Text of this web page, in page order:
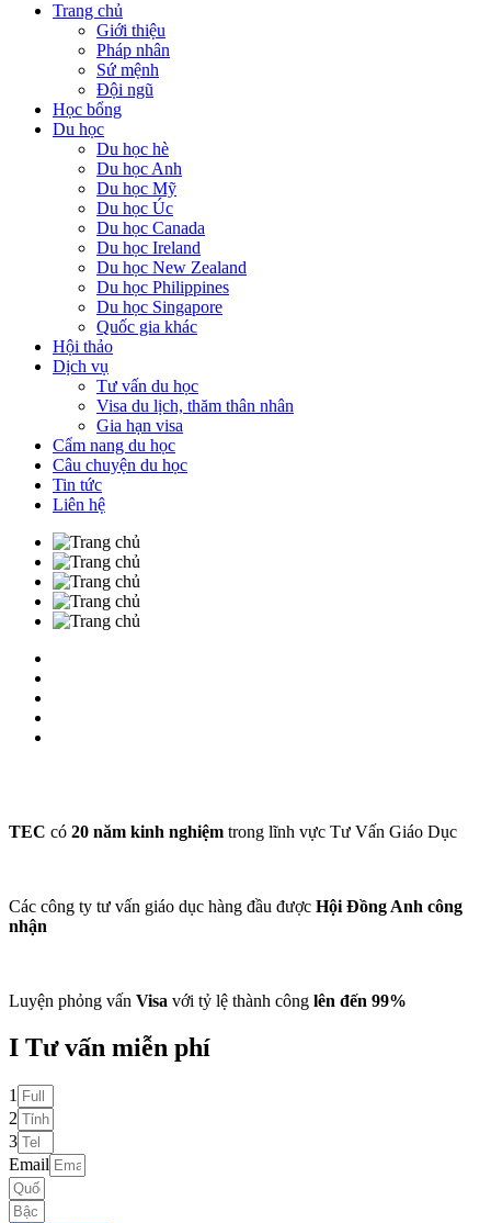
Trang chủ
Giới thiệu
Pháp nhân
Sứ mệnh
Đội ngũ
Học bổng
Du học
Du học hè
Du học Anh
Du học Mỹ
Du học Úc
Du học Canada
Du học Ireland
Du học New Zealand
Du học Philippines
Du học Singapore
Quốc gia khác
Hội thảo
Dịch vụ
Tư vấn du học
Visa du lịch, thăm thân nhân
Gia hạn visa
Cẩm nang du học
Câu chuyện du học
Tin tức
Liên hệ
TEC có 20 năm kinh nghiệm trong lĩnh vực Tư Vấn Giáo Dục
Các công ty tư vấn giáo dục hàng đầu được Hội Đồng Anh công
nhận
Luyện phỏng vấn Visa với tỷ lệ thành công lên đến 99%
I Tư vấn miễn phí
1
2
3
Email